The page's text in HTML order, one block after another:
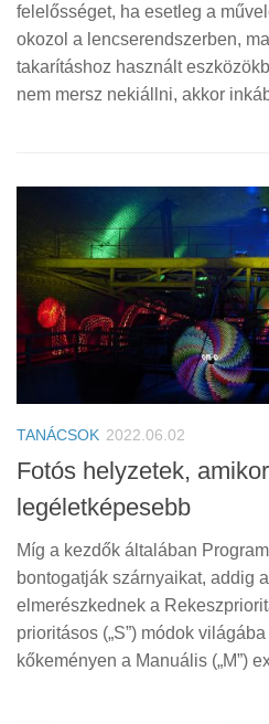
felelősséget, ha esetleg a
okozol a lencserendszerben,
takarításhoz használt
nem mersz nekiállni, akkor
TANÁCSOK 2022.06.02
Fotós helyzetek,
legéletképesebb
Míg a kezdők általában
bontogatják szárnyaikat, addig
elmerészkednek a
prioritásos („S”) módok
kőkeményen a Manuális („M”)